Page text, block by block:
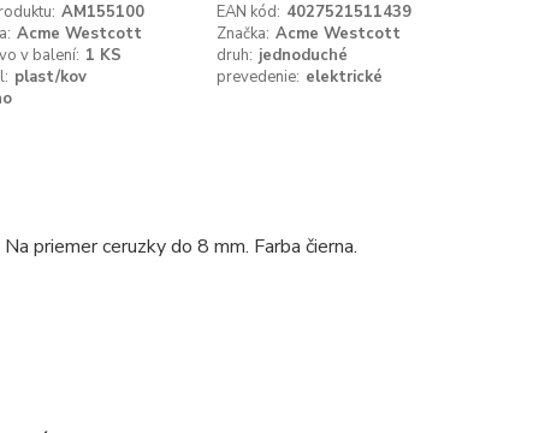
AM155100 EAN kód: 4027521511439
Acme Westcott Značka: Acme Westcott
v balení: 1 KS druh: jednoduché
plast/kov prevedenie: elektrické
priemer ceruzky do 8 mm. Farba čierna.